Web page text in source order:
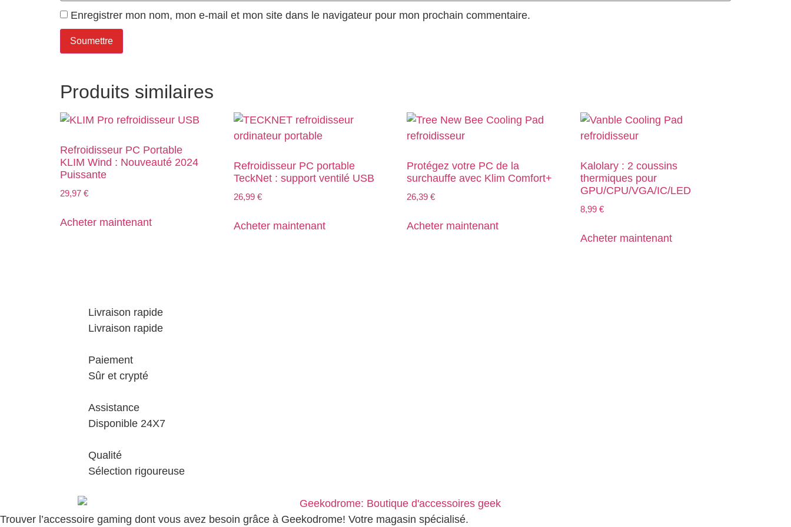
Enregistrer mon nom, mon e-mail et mon site dans le navigateur pour mon prochain commentaire.
Produits similaires
Refroidisseur PC Portable
KLIM Wind : Nouveauté 2024
Puissante
29,97 €
Acheter maintenant
Refroidisseur PC portable
TeckNet : support ventilé USB
26,99 €
Acheter maintenant
Protégez votre PC de la
surchauffe avec Klim Comfort+
26,39€
Acheter maintenant
Kalolary : 2 coussins
thermiques pour
GPU/CPU/VGA/IC/LED
8,99€
Acheter maintenant
Livraison rapide
Livraison rapide
Paiement
Sûr et crypté
Assistance
Disponible 24X7
Qualité
Sélection rigoureuse
Trouver l’accessoire gaming dont vous avez besoin grâce à Geekodrome! Votre magasin spécialisé.